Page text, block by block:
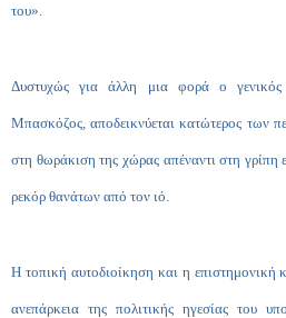
του».
Δυστυχώς για άλλη μια φορά ο γενικός
Μπασκόζος, αποδεικνύεται κατώτερος των
στη θωράκιση της χώρας απέναντι στη γρίπη
ρεκόρ θανάτων από τον ιό.
Η τοπική αυτοδιοίκηση και η επιστημονική
ανεπάρκεια της πολιτικής ηγεσίας του